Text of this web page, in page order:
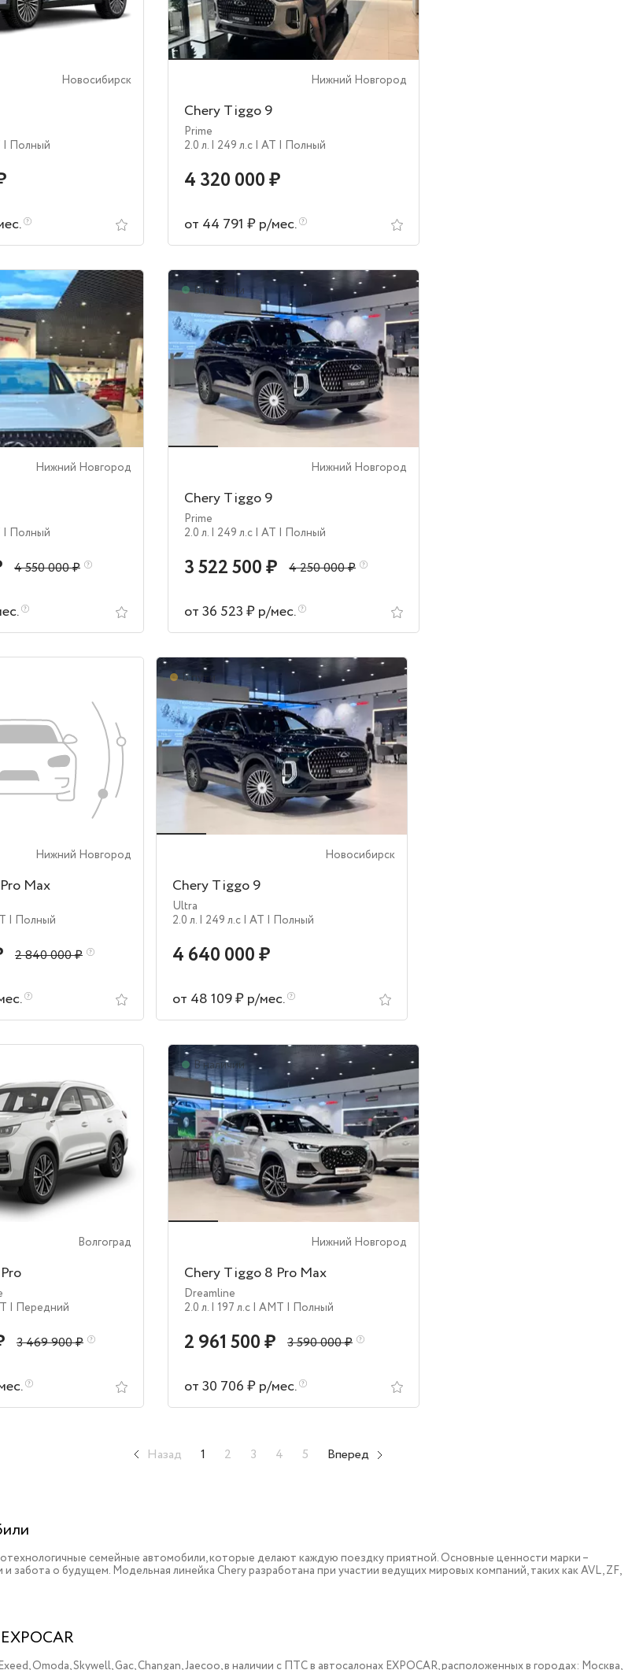
Новосибирск
| Полный
Нижний Новгород
Chery Tiggo 9
Prime
2.0 л. | 249 л.c | AT | Полный
4 320 000 ₽
от 44 791 ₽ р/мес.
Нижний Новгород
| Полный
4 550 000 ₽
В наличии
Нижний Новгород
Chery Tiggo 9
Prime
2.0 л. | 249 л.c | AT | Полный
3 522 500 ₽ 4 250 000 ₽
от 36 523 ₽ р/мес.
Нижний Новгород
Max
| Полный
2 840 000 ₽
В пути
Новосибирск
Chery Tiggo 9
Ultra
2.0 л. | 249 л.c | AT | Полный
4 640 000 ₽
от 48 109 ₽ р/мес.
Волгоград
| Передний
3 469 900 ₽
В наличии
Нижний Новгород
Chery Tiggo 8 Pro Max
Dreamline
2.0 л. | 197 л.c | AMT | Полный
2 961 500 ₽ 3 590 000 ₽
от 30 706 ₽ р/мес.
Назад 1 2 3 4 5 Вперед
семейные автомобили, которые делают каждую поездку приятной. Основные ценности марки –
и забота о будущем. Модельная линейка Chery разработана при участии ведущих мировых компаний, таких как AVL, ZF,
Omoda, Skywell, Gac, Changan, Jaecoo, в наличии c ПТС в автосалонах EXPOCAR, расположенных в городах: Москва,